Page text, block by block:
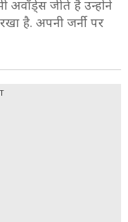
जीते हैं उन्होंने
है. अपनी जर्नी पर